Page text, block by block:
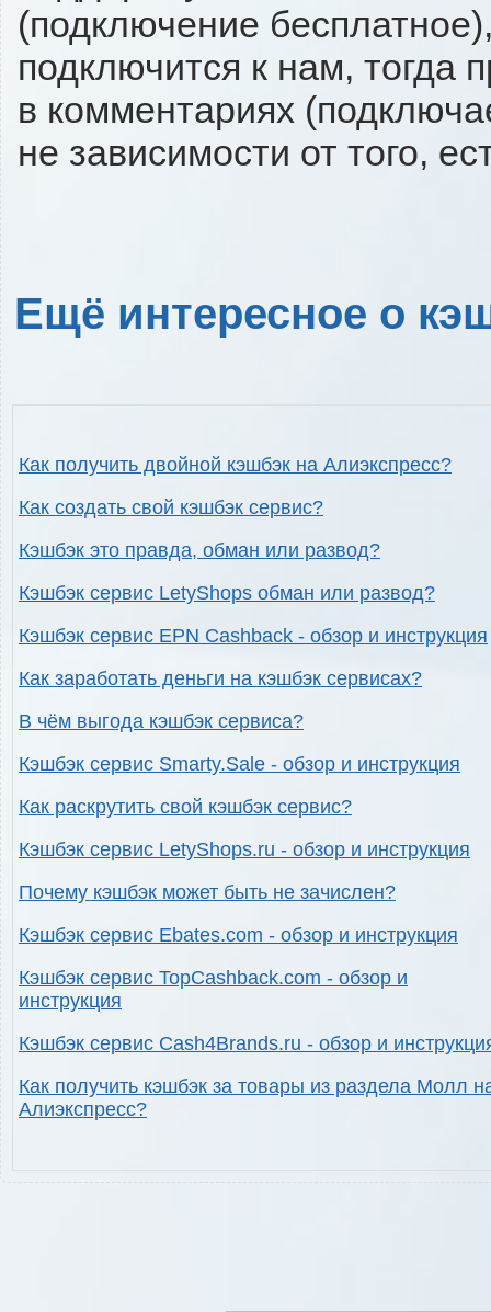
(подключение
подключится к нам, тогда
в комментариях
не зависимости от того,
Ещё интересное о
Как получить двойной кэшбэк на Алиэкспресс?
Как создать свой кэшбэк сервис?
Кэшбэк это правда, обман или развод?
Кэшбэк сервис LetyShops обман или развод?
Кэшбэк сервис EPN Cashback - обзор и инструкция
Как заработать деньги на кэшбэк сервисах?
В чём выгода кэшбэк сервиса?
Кэшбэк сервис Smarty.Sale - обзор и инструкция
Как раскрутить свой кэшбэк сервис?
Кэшбэк сервис LetyShops.ru - обзор и инструкция
Почему кэшбэк может быть не зачислен?
Кэшбэк сервис Ebates.com - обзор и инструкция
Кэшбэк сервис TopCashback.com - обзор и
инструкция
Кэшбэк сервис Cash4Brands.ru - обзор и
Как получить кэшбэк за товары из раздела Молл
Алиэкспресс?